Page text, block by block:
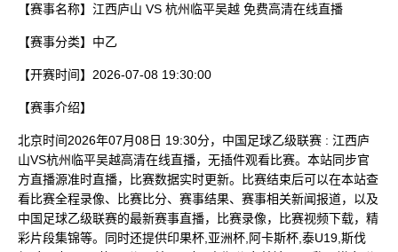
【赛事名称】 江西庐山 VS 杭州临平吴越 免费高清在线直播
【赛事分类】 中乙
【开赛时间】 2026-07-08 19:30:00
【赛事介绍】
北京时间2026年07月08日 19:30分，中国足球乙级联赛 : 江西庐
山VS杭州临平吴越高清在线直播，无插件观看比赛。本站同步官
方直播源准时直播，比赛数据实时更新。比赛结束后可以在本站查
看比赛全程录像、比赛比分、赛事结果、赛事相关新闻报道，以及
中国足球乙级联赛的最新赛事直播，比赛录像，比赛视频下载，精
彩片段集锦等。同时还提供印果杯,亚洲杯,阿卡斯杯,泰U19,斯伐